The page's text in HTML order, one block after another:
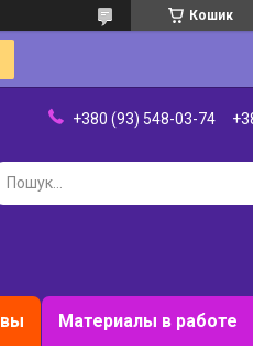
Кошик
+380 (93) 548-03-74
Материалы в работе